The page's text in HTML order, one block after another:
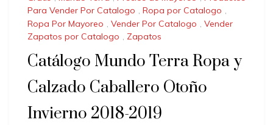
Para Vender Por Catalogo , Ropa por Catalogo ,
Ropa Por Mayoreo , Vender Por Catalogo , Vender
Zapatos por Catalogo , Zapatos
Catálogo Mundo Terra Ropa y
Calzado Caballero Otoño
Invierno 2018-2019